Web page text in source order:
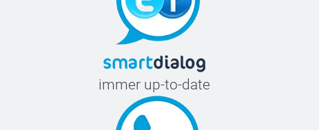
immer up-to-date